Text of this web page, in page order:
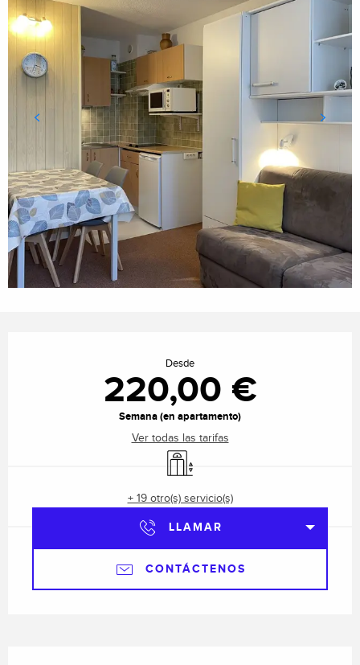
Desde
220,00 €
Semana (en apartamento)
Ver todas las tarifas
Ascensor
+ 19 otro(s) servicio(s)
LLAMAR
CONTÁCTENOS